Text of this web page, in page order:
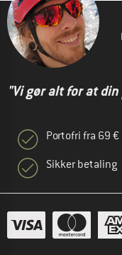
"Vi gør alt for at
Portofri fra 69 €
Sikker betaling